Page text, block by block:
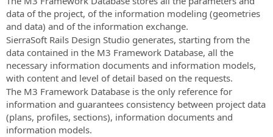
SierraSoft
Roads
Logiciel
BIM
pour
la
conception
de
routes
SierraSoft
Coaching
Service
de
mentorat
personnalisé
à
distance
SierraSoft
data of the project, of the information modeling (geometries
and data) and of the information exchange.
SierraSoft Rails Design Studio generates, starting from the
data contained in the M3 Framework Database, all the
necessary information documents and information models,
with content and level of detail based on the requests.
The M3 Framework Database is the only reference for
information and guarantees consistency between project data
(plans, profiles, sections), information documents and
information models.